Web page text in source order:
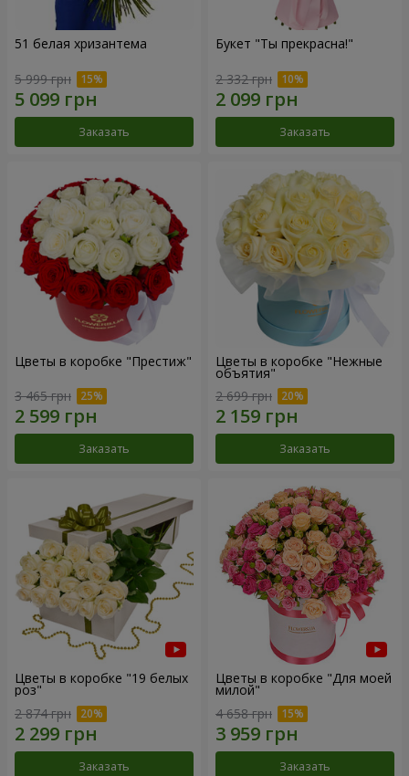
51 белая хризантема
5 999 грн
Заказать
Букет "Ты прекрасна!"
2 332 грн
Заказать
Цветы в коробке "Престиж"
3 465 грн
Заказать
Цветы в коробке "Нежные
объятия"
2 699 грн
Заказать
Цветы в коробке "19 белых
роз"
2 874 грн
Заказать
Цветы в коробке "Для моей
милой"
4 658 грн
Заказать